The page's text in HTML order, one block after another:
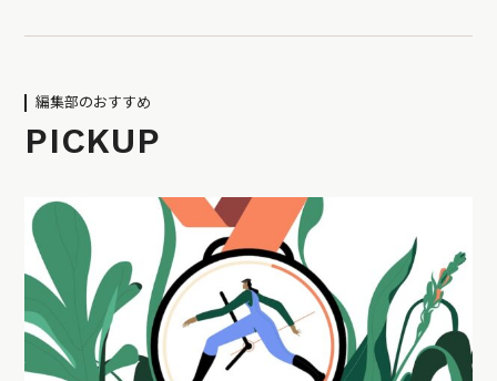
編集部のおすすめ
PICKUP